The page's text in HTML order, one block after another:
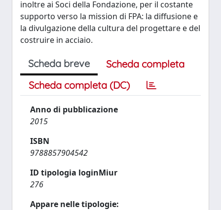
inoltre ai Soci della Fondazione, per il costante
supporto verso la mission di FPA: la diffusione e
la divulgazione della cultura del progettare e del
costruire in acciaio.
Scheda breve
Scheda completa
Scheda completa (DC)
Anno di pubblicazione
2015
ISBN
9788857904542
ID tipologia loginMiur
276
Appare nelle tipologie: